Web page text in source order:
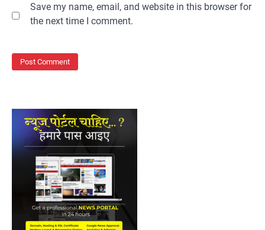
Save my name, email, and website in this browser for
the next time I comment.